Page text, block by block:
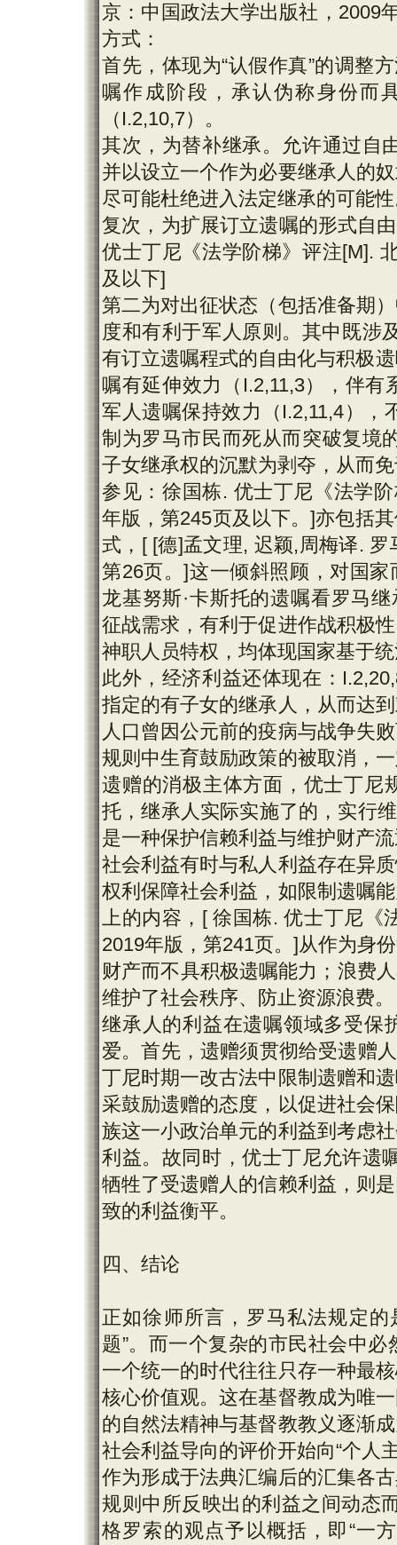
京：中国政法大学出版社，2009
方式：
首先，体现为“认假作真”的调整
嘱作成阶段，承认伪称身份而
（I.2,10,7）。
其次，为替补继承。允许通过自
并以设立一个作为必要继承人的
尽可能杜绝进入法定继承的可能
复次，为扩展订立遗嘱的形式自
优士丁尼《法学阶梯》评注[M].
及以下]
第二为对出征状态（包括准备期
度和有利于军人原则。其中既涉
有订立遗嘱程式的自由化与积极
嘱有延伸效力（I.2,11,3），伴
军人遗嘱保持效力（I.2,11,4），
制为罗马市民而死从而突破复境
子女继承权的沉默为剥夺，从而
参见：徐国栋. 优士丁尼《法学
年版，第245页及以下。]亦包括
式，[ [德]孟文理, 迟颖,周梅译.
第26页。]这一倾斜照顾，对国家
龙基努斯·卡斯托的遗嘱看罗马
征战需求，有利于促进作战积极
神职人员特权，均体现国家基于
此外，经济利益还体现在：
指定的有子女的继承人，从而达
人口曾因公元前的疫病与战争失
规则中生育鼓励政策的被取消，
遗赠的消极主体方面，优士丁尼
托，继承人实际实施了的，实行
是一种保护信赖利益与维护财产
社会利益有时与私人利益存在异
权利保障社会利益，如限制遗嘱
上的内容，[ 徐国栋. 优士丁尼《
2019年版，第241页。]从作为身
财产而不具积极遗嘱能力；浪费
维护了社会秩序、防止资源浪费。
继承人的利益在遗嘱领域多受保
爱。首先，遗赠须贯彻给受遗赠
丁尼时期一改古法中限制遗赠和
采鼓励遗赠的态度，以促进社会
族这一小政治单元的利益到考虑
利益。故同时，优士丁尼允许遗
牺牲了受遗赠人的信赖利益，则
致的利益衡平。
四、结论
正如徐师所言，罗马私法规定
题”。而一个复杂的市民社会中
一个统一的时代往往只存一种最
核心价值观。这在基督教成为唯
的自然法精神与基督教教义逐渐
社会利益导向的评价开始向“个人
作为形成于法典汇编后的汇集各
规则中所反映出的利益之间动态
格罗索的观点予以概括，即“一